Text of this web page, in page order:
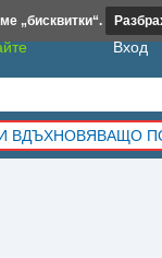
Вход
ВДЪХНОВЯВАЩО
„бисквитки“.